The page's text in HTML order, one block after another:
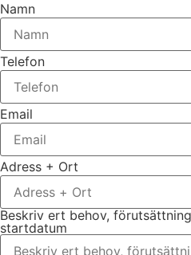
Namn
Telefon
Email
Adress + Ort
Beskriv ert behov,
startdatum